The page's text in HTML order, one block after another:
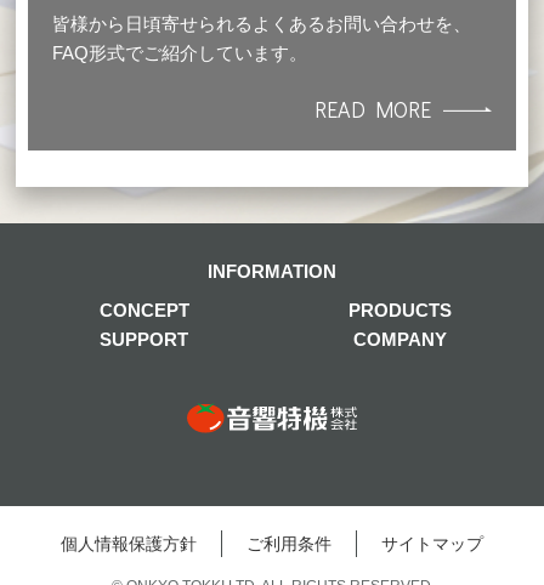
皆様から日頃寄せられるよくあるお問い合わせを、
FAQ形式でご紹介しています。
READ MORE
CONCEPT
PRODUCTS
SUPPORT
COMPANY
INFORMATION
個⼈情報保護⽅針 ご利⽤条件 サイトマップ